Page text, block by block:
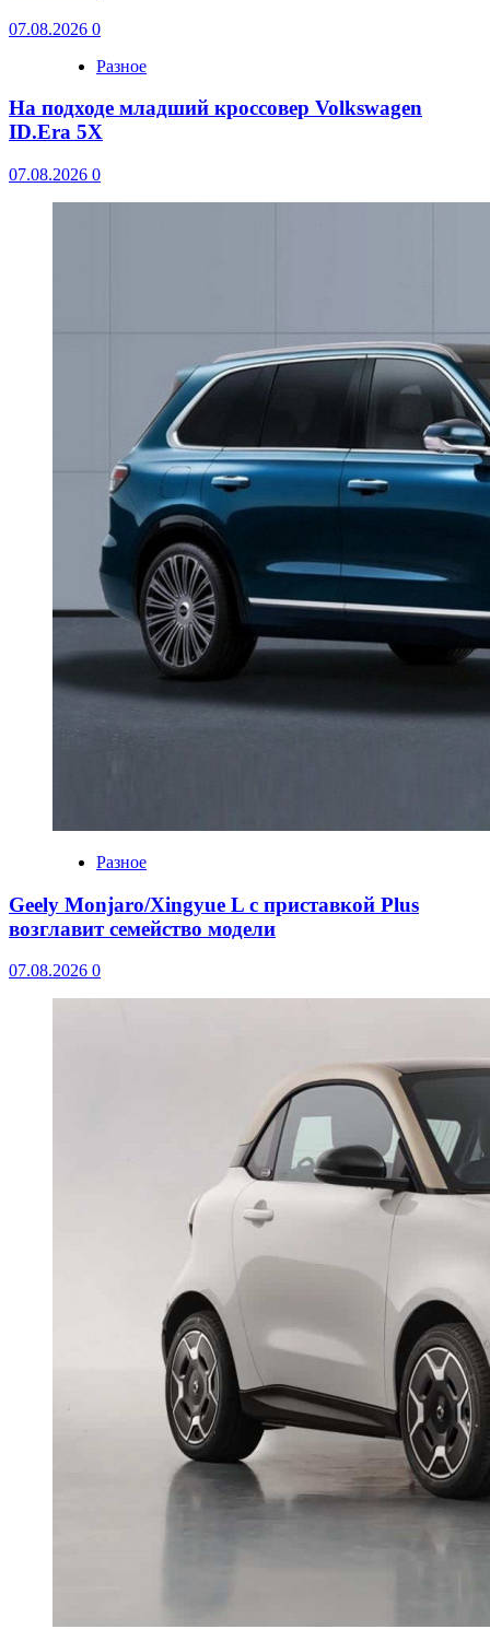
07.08.2026 0
Разное
На подходе младший кроссовер Volkswagen
ID.Era 5X
07.08.2026 0
Разное
Geely Monjaro/Xingyue L с приставкой Plus
возглавит семейство модели
07.08.2026 0